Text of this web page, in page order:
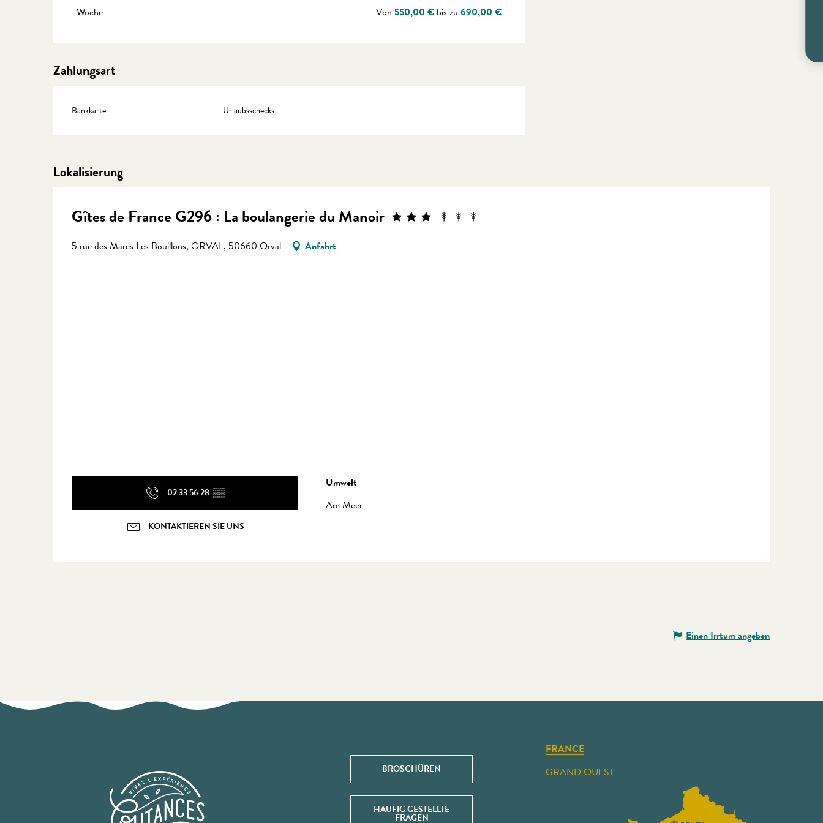
Preise 2027
Woche Von550,00 € bis zu690,00 €
Zahlungsart
Bankkarte Urlaubsschecks
Lokalisierung
Gîtes de France G296 : La boulangerie du Manoir
5 rue des Mares Les Bouillons, ORVAL, 50660 Orval Anfahrt
02 33 56 28 ▒▒
KONTAKTIEREN SIE UNS
Umwelt
Umwelt
Am Meer
Einen Irrtum angeben
BROSCHÜREN
HÄUFIG GESTELLTE
FRAGEN
FRANCE
GRAND OUEST